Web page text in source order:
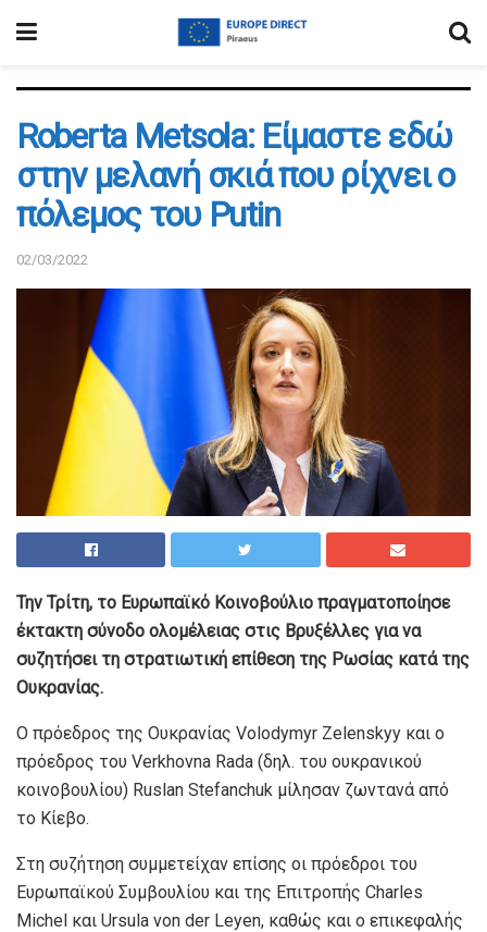
Roberta Metsola: Είμαστε εδώ
στην μελανή σκιά που ρίχνει ο
πόλεμος του Putin
02/03/2022
Την Τρίτη, το Ευρωπαϊκό Κοινοβούλιο πραγματοποίησε
έκτακτη σύνοδο ολομέλειας στις Βρυξέλλες για να
συζητήσει τη στρατιωτική επίθεση της Ρωσίας κατά της
Ουκρανίας.
Ο πρόεδρος της Ουκρανίας Volodymyr Zelenskyy και ο
πρόεδρος του Verkhovna Rada (δηλ. του ουκρανικού
κοινοβουλίου) Ruslan Stefanchuk μίλησαν ζωντανά από
το Κίεβο.
Στη συζήτηση συμμετείχαν επίσης οι πρόεδροι του
Ευρωπαϊκού Συμβουλίου και της Επιτροπής Charles
Michel και Ursula von der Leyen, καθώς και ο επικεφαλής